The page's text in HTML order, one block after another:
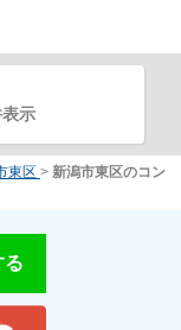
示
東区 > 新潟市東区のコン
る